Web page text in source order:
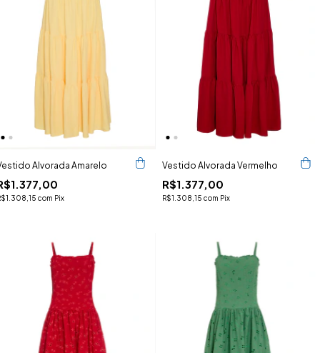
Alvorada Amarelo
com Pix
Vestido Alvorada Vermelho
R$1.377,00
R$1.308,15 com Pix